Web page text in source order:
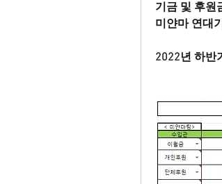
기금 및 후원
미얀마 연대
2022년 하반